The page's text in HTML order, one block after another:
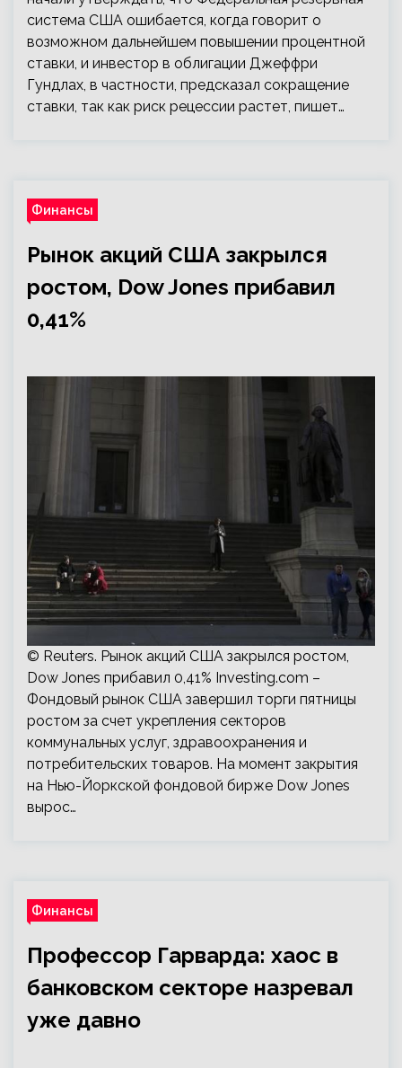
система США ошибается, когда говорит о
возможном дальнейшем повышении процентной
ставки, и инвестор в облигации Джеффри
Гундлах, в частности, предсказал сокращение
ставки, так как риск рецессии растет, пишет…
Финансы
Рынок акций США закрылся
ростом, Dow Jones прибавил
0,41%
© Reuters. Рынок акций США закрылся ростом,
Dow Jones прибавил 0,41% Investing.com –
Фондовый рынок США завершил торги пятницы
ростом за счет укрепления секторов
коммунальных услуг, здравоохранения и
потребительских товаров. На момент закрытия
на Нью-Йоркской фондовой бирже Dow Jones
вырос…
Финансы
Профессор Гарварда: хаос в
банковском секторе назревал
уже давно